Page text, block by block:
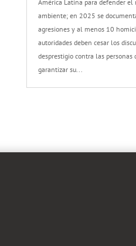
América Latina para defender el
ambiente; en 2025 se
agresiones y al menos 10
autoridades deben cesar los
desprestigio contra las personas
garantizar su...